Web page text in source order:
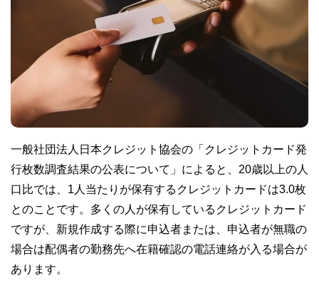
一般社団法人日本クレジット協会の「クレジットカード発
行枚数調査結果の公表について」によると、20歳以上の人
口比では、1人当たりが保有するクレジットカードは3.0枚
とのことです。多くの人が保有しているクレジットカード
ですが、新規作成する際に申込者または、申込者が無職の
場合は配偶者の勤務先へ在籍確認の電話連絡が入る場合が
あります。